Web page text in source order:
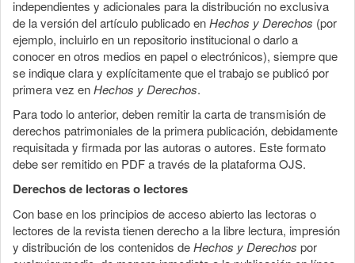
independientes y adicionales para la distribución no exclusiva
de la versión del artículo publicado enHechos y Derechos (por
ejemplo, incluirlo en un repositorio institucional o darlo a
conocer en otros medios en papel o electrónicos), siempre que
se indique clara y explícitamente que el trabajo se publicó por
primera vez enHechos y Derechos.
Para todo lo anterior, deben remitir la carta de transmisión de
derechos patrimoniales de la primera publicación, debidamente
requisitada y firmada por las autoras o autores. Este formato
debe ser remitido en PDF a través de la plataforma OJS.
Derechos de lectoras o lectores
Con base en los principios de acceso abierto las lectoras o
lectores de la revista tienen derecho a la libre lectura, impresión
y distribución de los contenidos deHechos y Derechos por